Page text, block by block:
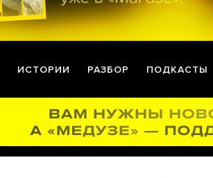
ИСТОРИИ РАЗБОР ПОДКАСТЫ